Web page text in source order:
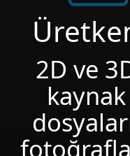
2D ve
kaynak